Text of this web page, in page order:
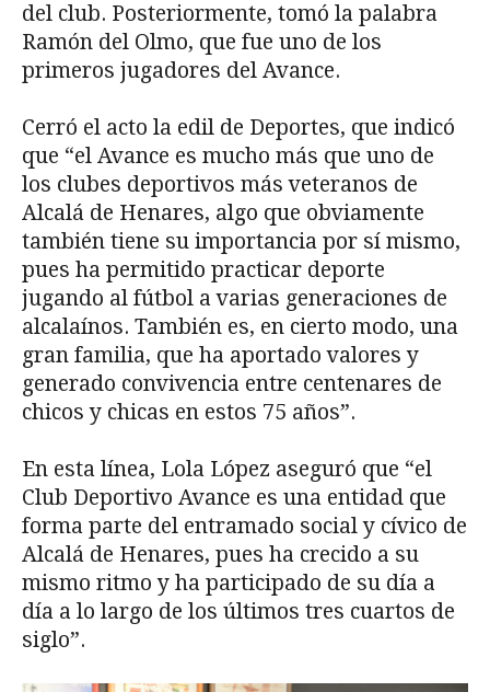
del club. Posteriormente, tomó la palabra
Ramón del Olmo, que fue uno de los
primeros jugadores del Avance.
Cerró el acto la edil de Deportes, que indicó
que “el Avance es mucho más que uno de
los clubes deportivos más veteranos de
Alcalá de Henares, algo que obviamente
también tiene su importancia por sí mismo,
pues ha permitido practicar deporte
jugando al fútbol a varias generaciones de
alcalaínos. También es, en cierto modo, una
gran familia, que ha aportado valores y
generado convivencia entre centenares de
chicos y chicas en estos 75 años”.
En esta línea, Lola López aseguró que “el
Club Deportivo Avance es una entidad que
forma parte del entramado social y cívico de
Alcalá de Henares, pues ha crecido a su
mismo ritmo y ha participado de su día a
día a lo largo de los últimos tres cuartos de
siglo”.